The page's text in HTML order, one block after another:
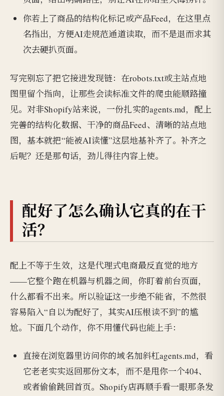
你若上了商品的结构化标记或产品Feed，在这里点
名指出，方便AI走规范通道读取，而不是退而求其
次去硬扒页面。
写完别忘了把它接进发现链：在robots.txt或主站点地
图里留个指向，让那些会读标准文件的爬虫能顺路撞
见。对非Shopify站来说，一份扎实的agents.md，配上
完善的结构化数据、干净的商品Feed、清晰的站点地
图，基本就把“能被AI读懂”这层地基补齐了。补齐之
后呢？还是那句话，劲儿得往内容上使。
配好了怎么确认它真的在干
活？
配上不等于生效，这是代理式电商最反直觉的地方
——它整个跑在机器与机器之间，你盯着前台页面，
什么都看不出来。所以验证这一步绝不能省，不然很
容易陷入“自以为配好了，其实AI压根读不到”的尴
尬。下面几个动作，你不用懂代码也能上手：
直接在浏览器里访问你的域名加斜杠agents.md，看
它老老实实返回那份文本，而不是甩你一个404、
或者偷偷跳回首页。Shopify店再顺手看一眼那条发